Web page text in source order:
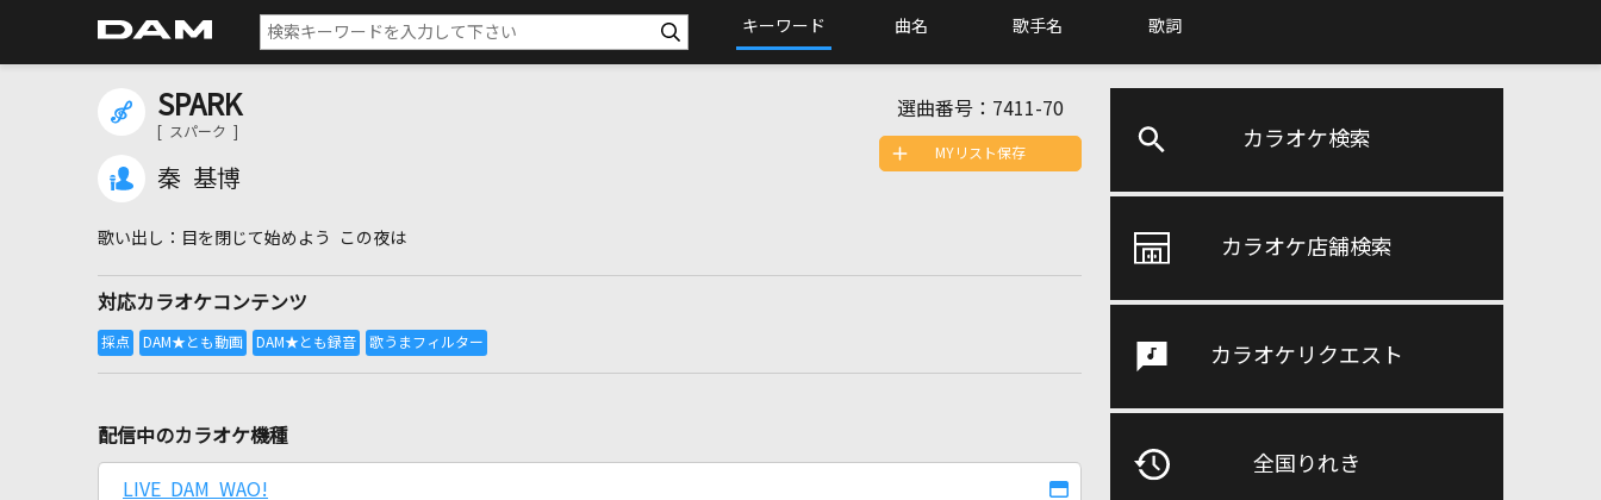
キーワード 曲名 歌手名 歌詞
カラオケ検索
カラオケ店舗検索
カラオケリクエスト
全国りれき
SPARK
[ スパーク ]
秦 基博
選曲番号： 7411-70
目を閉じて始めよう この夜は
対応カラオケコンテンツ
MYリスト保存
配信中のカラオケ機種
LIVE DAM WAO!